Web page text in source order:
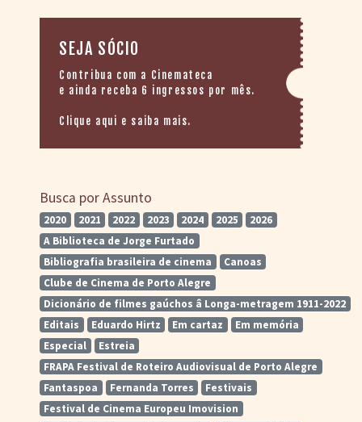
SEJA SÓCIO
Contribua com a Cinemateca
e ainda receba 6 ingressos por mês.
Clique aqui e saiba mais.
Busca por Assunto
2020 2021 2022 2023 2024 2025
2026
A Biblioteca de Jorge Furtado
Bibliografia brasileira de cinema
Canoas
Clube de Cinema de Porto Alegre
Dicionário de filmes gaúchos â Longa-metragem 1911-2022
Editais
Eduardo Hirtz Em cartaz
Em memória
Especial
Estreia
FRAPA Festival de Roteiro Audiovisual de Porto Alegre
Fantaspoa
Fernanda Torres
Festivais
Festival de Cinema Europeu Imovision